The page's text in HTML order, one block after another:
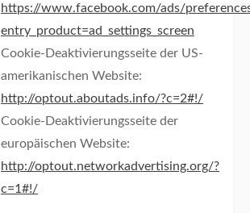
https://www.facebook.com/ads/
entry_product=ad_settings_screen
Cookie-Deaktivierungsseite der US-
amerikanischen Website:
http://optout.aboutads.info/?c=2#!/
Cookie-Deaktivierungsseite der
europäischen Website:
http://optout.networkadvertising.org/?
c=1#!/